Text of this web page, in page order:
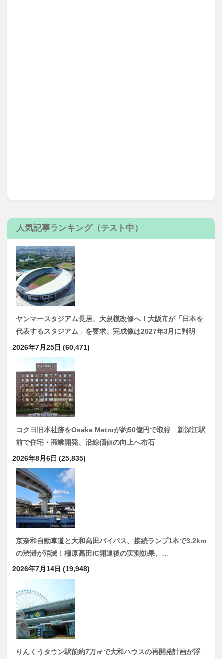
人気記事ランキング（テスト中）
ヤンマースタジアム長居、大規模改修へ！大阪市が「日本を
代表するスタジアム」を要求、完成像は2027年3月に判明
2026年7月25日 (60,471)
コクヨ旧本社跡をOsaka Metroが約50億円で取得 新深江駅
前で住宅・商業開発、沿線価値の向上へ布石
2026年8月6日 (25,835)
京奈和自動車道と大和高田バイパス、接続ランプ1本で3.2km
の渋滞が消滅！橿原高田IC開通後の実測効果、…
2026年7月14日 (19,948)
りんくうタウン駅前約7万㎡で大和ハウスの再開発計画が浮